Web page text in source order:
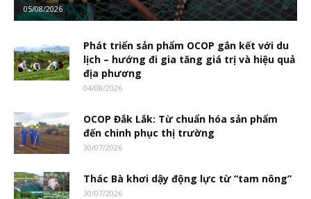
05/08/2026
Phát triển sản phẩm OCOP gắn kết với du
lịch – hướng đi gia tăng giá trị và hiệu quả
địa phương
04/08/2026
OCOP Đắk Lắk: Từ chuẩn hóa sản phẩm
đến chinh phục thị trường
30/07/2026
Thác Bà khơi dậy động lực từ “tam nông”
30/07/2026